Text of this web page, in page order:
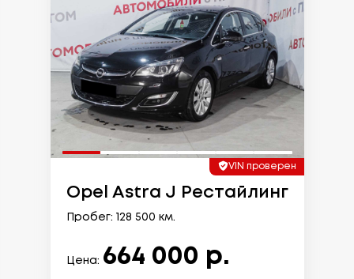
VIN проверен
Opel Astra J Рестайлинг
Пробег: 128 500 км.
Цена: 664 000 р.